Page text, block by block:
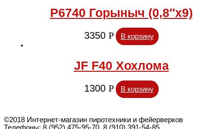
Р6740 Горыныч (0,8″х9)
3350 Р В корзину
JF F40 Хохлома
1300 Р В корзину
©2018 Интернет-магазин пиротехники и фейерверков